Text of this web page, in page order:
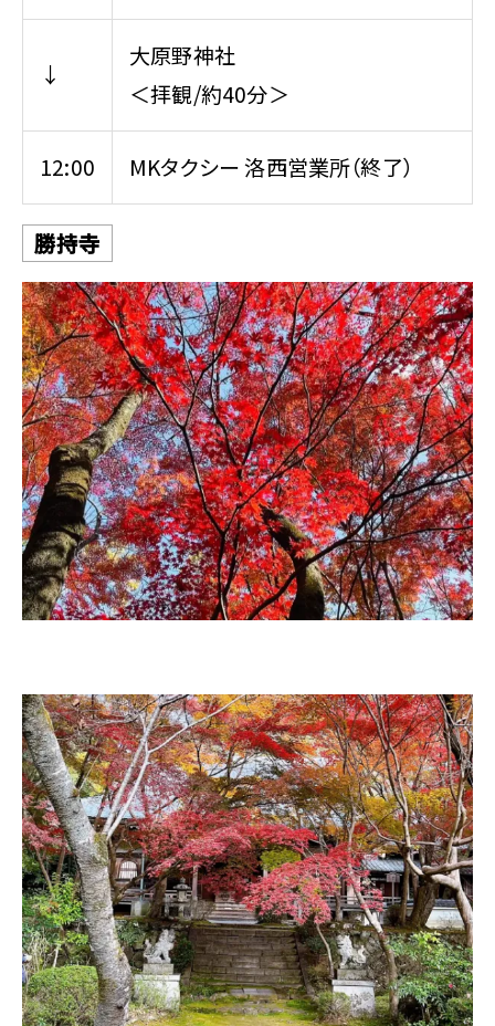
↓
大原野神社
＜拝観/約40分＞
12:00 MKタクシー 洛西営業所（終了）
勝持寺